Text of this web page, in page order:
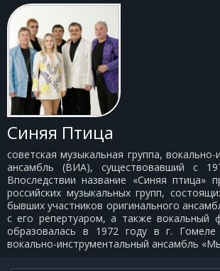
Синяя Птица
советская музыкальная группа,
ансамбль (ВИА), существовавший с
Впоследствии название «Синяя птица»
российских музыкальных групп,
бывших участников оригинального
с его репертуаром, а также вокальный
образовалась в 1972 году в г. Гомеле
вокально-инструментальный ансамбль